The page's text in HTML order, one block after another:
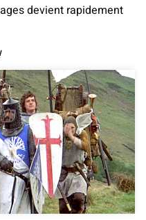
devient rapidement